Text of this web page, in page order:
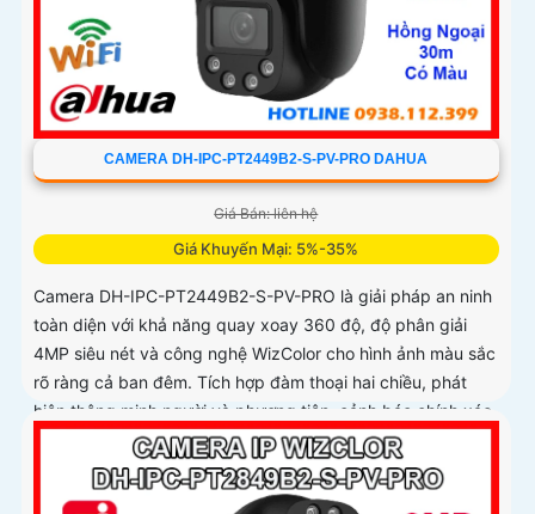
CAMERA DH-IPC-PT2449B2-S-PV-PRO DAHUA
Giá Bán: liên hệ
Giá Khuyến Mại: 5%-35%
Camera DH-IPC-PT2449B2-S-PV-PRO là giải pháp an ninh
toàn diện với khả năng quay xoay 360 độ, độ phân giải
4MP siêu nét và công nghệ WizColor cho hình ảnh màu sắc
rõ ràng cả ban đêm. Tích hợp đàm thoại hai chiều, phát
hiện thông minh người và phương tiện, cảnh báo chính xác,
hỗ trợ thẻ nhớ lên đến 256GB